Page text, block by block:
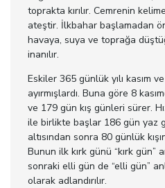
toprakta kırılır. Cemrenin
ateştir. İlkbahar başlamadan
havaya, suya ve toprağa
inanılır.
Eskiler 365 günlük yılı kasım
ayırmışlardı. Buna göre 8
ve 179 gün kış günleri sürer.
ile birlikte başlar 186 gün yaz
altısından sonra 80 günlük
Bunun ilk kırk günü “kırk gün”
sonraki elli gün de “elli gün”
olarak adlandırılır.